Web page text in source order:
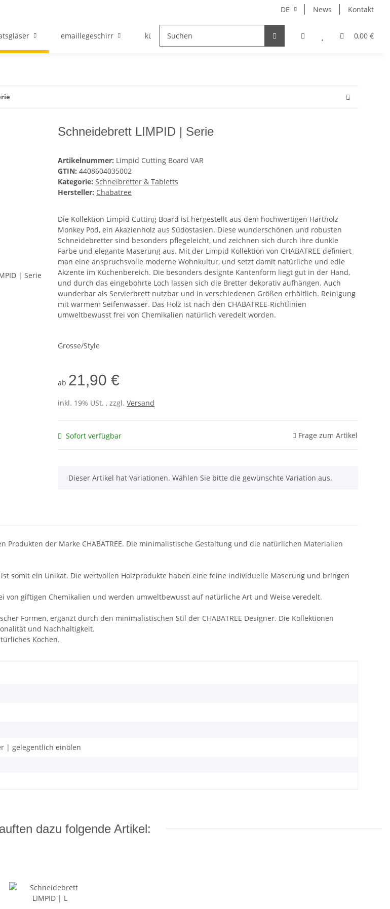
DE News Kontakt
0,00 €
emaillegeschirr küchenaccessoires
Schneidebrett LIMPID | Serie
Artikelnummer: Limpid Cutting Board VAR
GTIN: 4408604035002
Kategorie: Schneibretter & Tabletts
Hersteller: Chabatree
Die Kollektion Limpid Cutting Board ist hergestellt aus dem hochwertigen Hartholz
Monkey Pod, ein Akazienholz aus Südostasien. Diese wunderschönen und robusten
Schneidebretter sind besonders pflegeleicht, und zeichnen sich durch ihre dunkle
Farbe und elegante Maserung aus. Mit der Limpid Kollektion von CHABATREE definiert
man eine anspruchsvolle moderne Wohnkultur, und setzt damit natürliche und edle
Akzente im Küchenbereich. Die besonders designte Kantenform liegt gut in der Hand,
und durch das eingebohrte Loch lassen sich die Bretter dekorativ aufhängen. Auch
wunderbar als Servierbrett nutzbar und in verschiedenen Größen erhältlich. Reinigung
mit warmem Seifenwasser. Das Holz ist nach den CHABATREE-Richtlinien
umweltbewusst frei von Chemikalien natürlich veredelt worden.
Grosse/Style
ab 21,90 €
inkl. 19% USt. , zzgl. Versand
Sofort verfügbar Frage zum Artikel
x
Dieser Artikel hat Variationen. Wählen Sie bitte die gewünschte Variation aus.
der Marke CHABATREE. Die minimalistische Gestaltung und die natürlichen Materialien
somit ein Unikat. Die wertvollen Holzprodukte haben eine feine individuelle Maserung und bringen
giftigen Chemikalien und werden umweltbewusst auf natürliche Art und Weise veredelt.
Formen, ergänzt durch den minimalistischen Stil der CHABATREE Designer. Die Kollektionen
und Nachhaltigkeit.
Kochen.
| gelegentlich einölen
dazu folgende Artikel: